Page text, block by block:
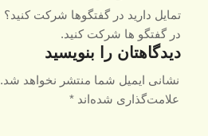
تمایل دارید در گفتگوها شرکت کنید؟
در گفتگو ها شرکت کنید.
دیدگاهتان را بنویسید
نشانی ایمیل شما منتشر نخواهد شد.
علامت‌گذاری شده‌اند *